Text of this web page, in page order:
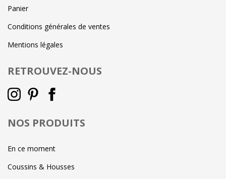
Panier
Conditions générales de ventes
Mentions légales
RETROUVEZ-NOUS
NOS PRODUITS
En ce moment
Coussins & Housses